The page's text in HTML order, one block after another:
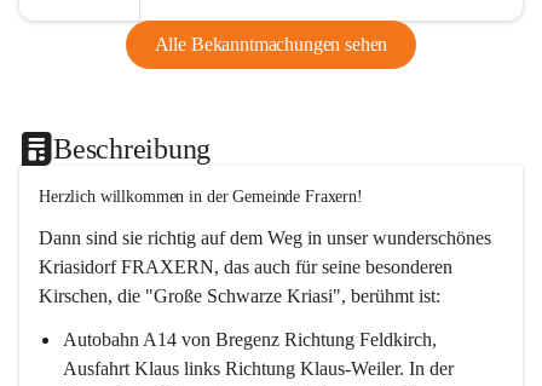
Alle Bekanntmachungen sehen
Beschreibung
Herzlich willkommen in der Gemeinde Fraxern!
Dann sind sie richtig auf dem Weg in unser wunderschönes
Kriasidorf FRAXERN, das auch für seine besonderen
Kirschen, die "Große Schwarze Kriasi", berühmt ist:
Autobahn A14 von Bregenz Richtung Feldkirch,
Ausfahrt Klaus links Richtung Klaus-Weiler. In der